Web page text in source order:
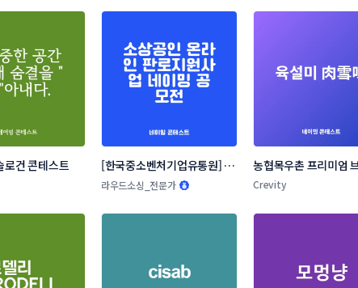
로건 콘테스트
[한국중소벤처기업유통원] 소
상공인 온라인 판로지원사업
라우드소싱_전문가
농협목우촌 프리미엄
네이밍 공모
Crevity